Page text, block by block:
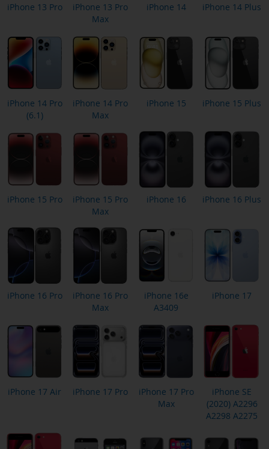
iPhone 13 Pro
iPhone 13 Pro
Max
iPhone 14 iPhone 14 Plus
iPhone 14 Pro
(6.1)
iPhone 14 Pro
Max
iPhone 15 iPhone 15 Plus
iPhone 15 Pro
iPhone 15 Pro
Max
iPhone 16 iPhone 16 Plus
iPhone 16 Pro
iPhone 16 Pro
Max
iPhone 16e
A3409
iPhone 17
iPhone 17 Air iPhone 17 Pro
iPhone 17 Pro
Max
iPhone SE
(2020) A2296
A2298 A2275